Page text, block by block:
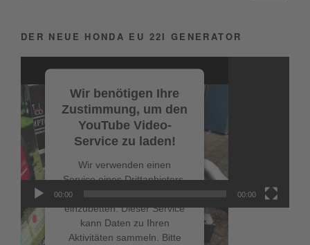
DER NEUE HONDA EU 22I GENERATOR
Wir benötigen Ihre
Zustimmung, um den
YouTube Video-
Service zu laden!
Wir verwenden einen
Service eines Drittanbieters,
einzubetten. Dieser Service
kann Daten zu Ihren
Aktivitäten sammeln. Bitte
00:00 00:00